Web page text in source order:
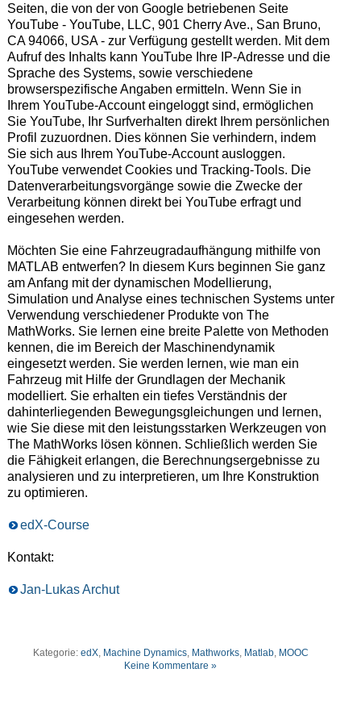
Seiten, die von der von Google betriebenen Seite
YouTube - YouTube, LLC, 901 Cherry Ave., San Bruno,
CA 94066, USA - zur Verfügung gestellt werden. Mit dem
Aufruf des Inhalts kann YouTube Ihre IP-Adresse und die
Sprache des Systems, sowie verschiedene
browserspezifische Angaben ermitteln. Wenn Sie in
Ihrem YouTube-Account eingeloggt sind, ermöglichen
Sie YouTube, Ihr Surfverhalten direkt Ihrem persönlichen
Profil zuzuordnen. Dies können Sie verhindern, indem
Sie sich aus Ihrem YouTube-Account ausloggen.
YouTube verwendet Cookies und Tracking-Tools. Die
Datenverarbeitungsvorgänge sowie die Zwecke der
Verarbeitung können direkt bei YouTube erfragt und
eingesehen werden.
Möchten Sie eine Fahrzeugradaufhängung mithilfe von
MATLAB entwerfen? In diesem Kurs beginnen Sie ganz
am Anfang mit der dynamischen Modellierung,
Simulation und Analyse eines technischen Systems unter
Verwendung verschiedener Produkte von The
MathWorks. Sie lernen eine breite Palette von Methoden
kennen, die im Bereich der Maschinendynamik
eingesetzt werden. Sie werden lernen, wie man ein
Fahrzeug mit Hilfe der Grundlagen der Mechanik
modelliert. Sie erhalten ein tiefes Verständnis der
dahinterliegenden Bewegungsgleichungen und lernen,
wie Sie diese mit den leistungsstarken Werkzeugen von
The MathWorks lösen können. Schließlich werden Sie
die Fähigkeit erlangen, die Berechnungsergebnisse zu
analysieren und zu interpretieren, um Ihre Konstruktion
zu optimieren.
edX-Course
Kontakt:
Jan-Lukas Archut
Kategorie: edX, Machine Dynamics, Mathworks, Matlab, MOOC
Keine Kommentare »